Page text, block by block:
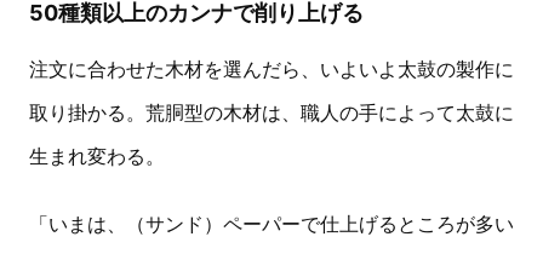
50種類以上のカンナで削り上げる
注文に合わせた木材を選んだら、いよいよ太鼓の製作に
取り掛かる。荒胴型の木材は、職人の手によって太鼓に
生まれ変わる。
「いまは、（サンド）ペーパーで仕上げるところが多い